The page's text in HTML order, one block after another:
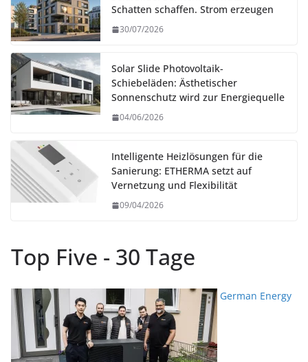
Schatten schaffen. Strom erzeugen
30/07/2026
Solar Slide Photovoltaik-
Schiebeläden: Ästhetischer
Sonnenschutz wird zur Energiequelle
04/06/2026
Intelligente Heizlösungen für die
Sanierung: ETHERMA setzt auf
Vernetzung und Flexibilität
09/04/2026
Top Five - 30 Tage
German Energy